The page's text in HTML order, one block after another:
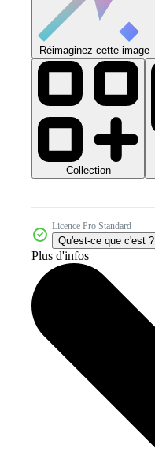
Réimaginez cette image
Collection
Licence Pro Standard
Qu'est-ce que c'est ?
Plus d'infos